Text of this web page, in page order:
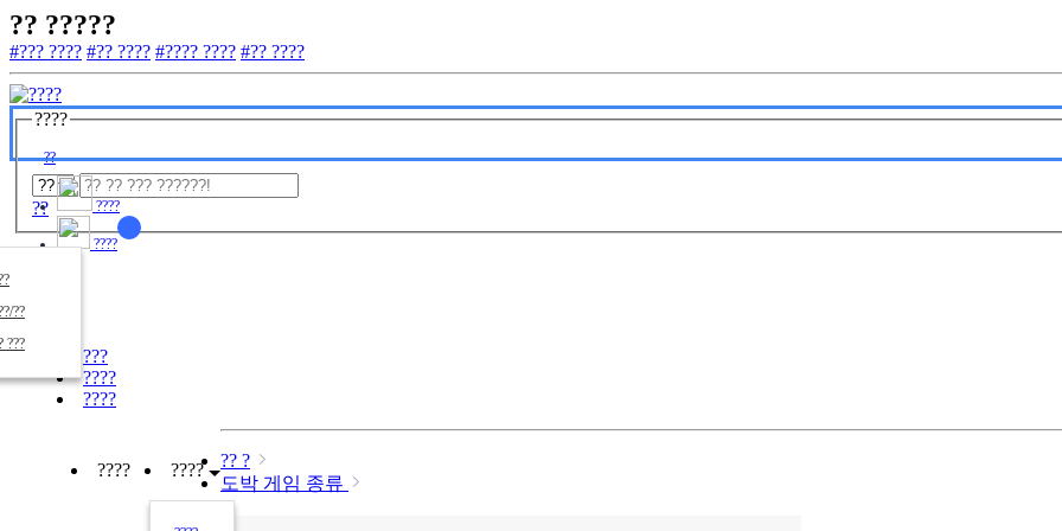
?? ?????
#??? ???? #?? ???? #???? ???? #?? ????
????
??
?? ????
??
???
????
????
???
????
????
???? ????
?? ?
도박 게임 종류